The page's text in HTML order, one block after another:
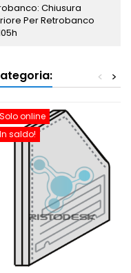
Chiusura
Per Retrobanco
>
<
Solo online
In saldo!